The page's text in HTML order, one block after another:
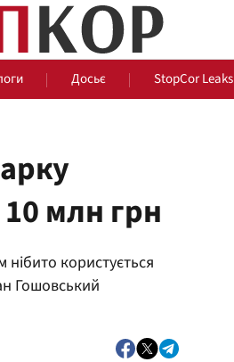
Досьє StopCor Leaks
млн грн
користується
Гошовський